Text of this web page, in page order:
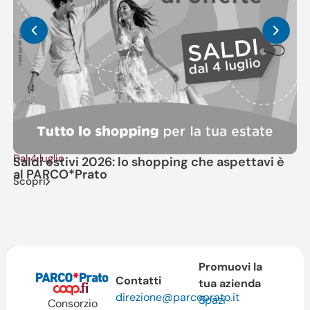
Dal 4 luglio
Saldi estivi 2026: lo shopping che aspettavi è
al PARCO*Prato
Scopri
Consorzio
Contatti
direzione@parcoprato.it
Promuovi la
tua azienda
Spazi